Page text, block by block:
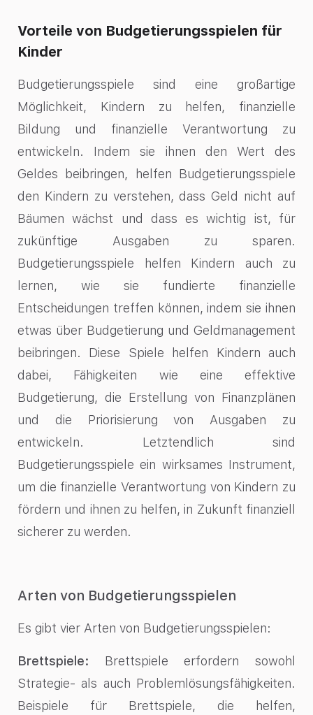
Vorteile von Budgetierungsspielen für
Kinder
Budgetierungsspiele sind eine großartige
Möglichkeit, Kindern zu helfen, finanzielle
Bildung und finanzielle Verantwortung zu
entwickeln. Indem sie ihnen den Wert des
Geldes beibringen, helfen Budgetierungsspiele
den Kindern zu verstehen, dass Geld nicht auf
Bäumen wächst und dass es wichtig ist, für
zukünftige Ausgaben zu sparen.
Budgetierungsspiele helfen Kindern auch zu
lernen, wie sie fundierte finanzielle
Entscheidungen treffen können, indem sie ihnen
etwas über Budgetierung und Geldmanagement
beibringen. Diese Spiele helfen Kindern auch
dabei, Fähigkeiten wie eine effektive
Budgetierung, die Erstellung von Finanzplänen
und die Priorisierung von Ausgaben zu
entwickeln. Letztendlich sind
Budgetierungsspiele ein wirksames Instrument,
um die finanzielle Verantwortung von Kindern zu
fördern und ihnen zu helfen, in Zukunft finanziell
sicherer zu werden.
Arten von Budgetierungsspielen
Es gibt vier Arten von Budgetierungsspielen:
Brettspiele: Brettspiele erfordern sowohl
Strategie- als auch Problemlösungsfähigkeiten.
Beispiele für Brettspiele, die helfen,